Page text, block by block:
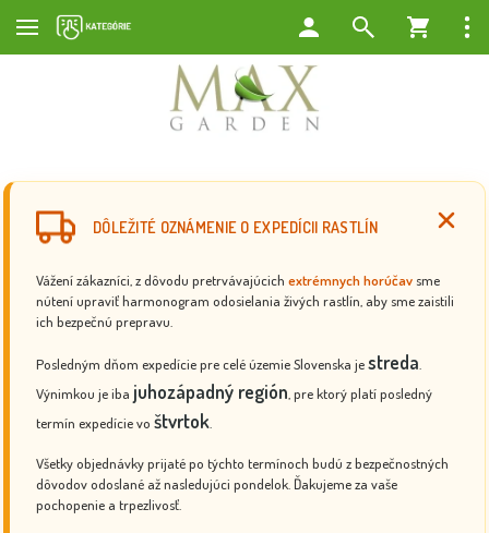
DÔLEŽITÉ OZNÁMENIE O EXPEDÍCII RASTLÍN
Vážení zákazníci, z dôvodu pretrvávajúcich extrémnych horúčav sme
nútení upraviť harmonogram odosielania živých rastlín, aby sme zaistili
ich bezpečnú prepravu.
Posledným dňom expedície pre celé územie Slovenska jestreda
Výnimkou je iba juhozápadný región , pre ktorý platí posledný
termín expedície vo štvrtok
Všetky objednávky prijaté po týchto termínoch budú z bezpečnostných
dôvodov odoslané až nasledujúci pondelok. Ďakujeme za vaše
pochopenie a trpezlivosť.